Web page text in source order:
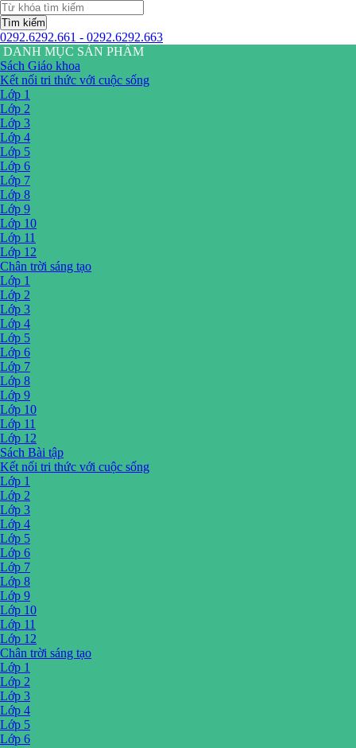
Tìm kiếm
0292.6292.661 - 0292.6292.663
DANH MỤC SẢN PHẨM
Sách Giáo khoa
Kết nối tri thức với cuộc sống
Lớp 1
Lớp 2
Lớp 3
Lớp 4
Lớp 5
Lớp 6
Lớp 7
Lớp 8
Lớp 9
Lớp 10
Lớp 11
Lớp 12
Chân trời sáng tạo
Lớp 1
Lớp 2
Lớp 3
Lớp 4
Lớp 5
Lớp 6
Lớp 7
Lớp 8
Lớp 9
Lớp 10
Lớp 11
Lớp 12
Sách Bài tập
Kết nối tri thức với cuộc sống
Lớp 1
Lớp 2
Lớp 3
Lớp 4
Lớp 5
Lớp 6
Lớp 7
Lớp 8
Lớp 9
Lớp 10
Lớp 11
Lớp 12
Chân trời sáng tạo
Lớp 1
Lớp 2
Lớp 3
Lớp 4
Lớp 5
Lớp 6